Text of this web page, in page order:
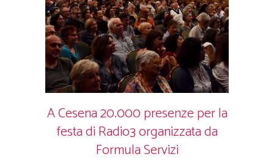
A Cesena 20.000 presenze per la
festa di Radio3 organizzata da
Formula Servizi